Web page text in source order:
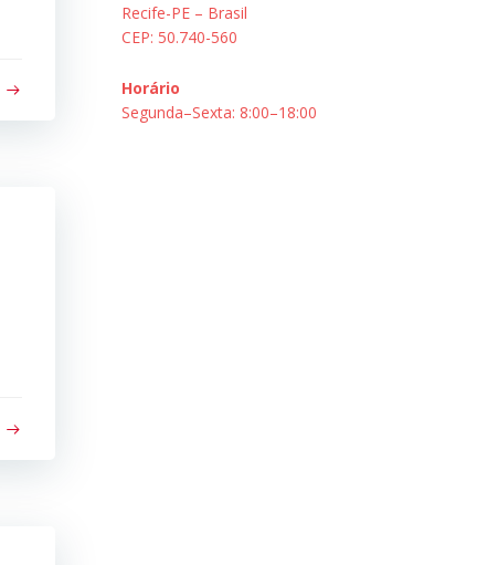
Recife-PE – Brasil
CEP: 50.740-560
Horário
Segunda–Sexta: 8:00–18:00